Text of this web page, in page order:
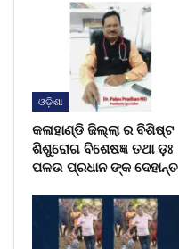
ଓଡ଼ିଶା
କଳାହାଣ୍ଡି ଜିଲ୍ଲା ର ବିଶିଷ୍ଟ
ଶିଶୁରୋଗ ବିଶେଷଜ୍ଞ ତଥା ଡ଼ଃ
ପଳଉ ପ୍ରଧାନ ଙ୍କ ଦେହାନ୍ତ